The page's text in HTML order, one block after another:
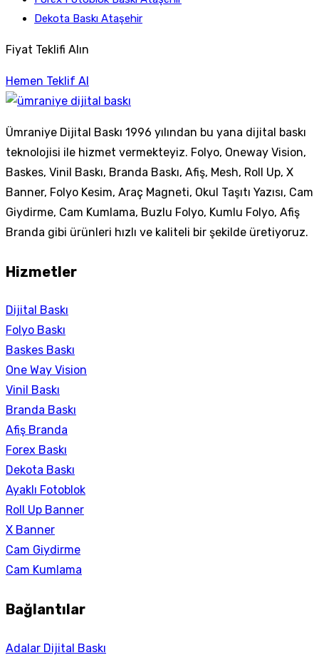
Dekota Baskı Ataşehir
Fiyat Teklifi Alın
Hemen Teklif Al
Ümraniye Dijital Baskı 1996 yılından bu yana dijital baskı
teknolojisi ile hizmet vermekteyiz. Folyo, Oneway Vision,
Baskes, Vinil Baskı, Branda Baskı, Afiş, Mesh, Roll Up, X
Banner, Folyo Kesim, Araç Magneti, Okul Taşıtı Yazısı, Cam
Giydirme, Cam Kumlama, Buzlu Folyo, Kumlu Folyo, Afiş
Branda gibi ürünleri hızlı ve kaliteli bir şekilde üretiyoruz.
Hizmetler
Dijital Baskı
Folyo Baskı
Baskes Baskı
One Way Vision
Vinil Baskı
Branda Baskı
Afiş Branda
Forex Baskı
Dekota Baskı
Ayaklı Fotoblok
Roll Up Banner
X Banner
Cam Giydirme
Cam Kumlama
Bağlantılar
Adalar Dijital Baskı